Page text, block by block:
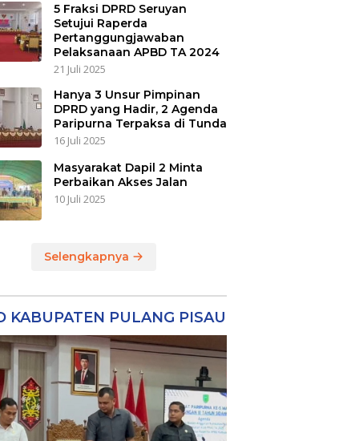
5 Fraksi DPRD Seruyan
Setujui Raperda
Pertanggungjawaban
Pelaksanaan APBD TA 2024
21 Juli 2025
Hanya 3 Unsur Pimpinan
DPRD yang Hadir, 2 Agenda
Paripurna Terpaksa di Tunda
16 Juli 2025
Masyarakat Dapil 2 Minta
Perbaikan Akses Jalan
10 Juli 2025
Selengkapnya
KABUPATEN PULANG PISAU